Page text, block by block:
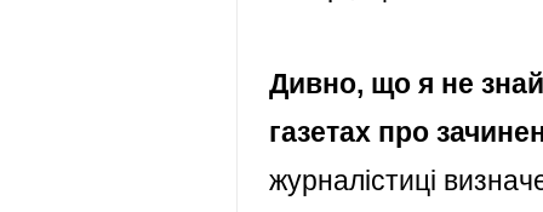
Дивно, що я не
газетах про
журналістиці